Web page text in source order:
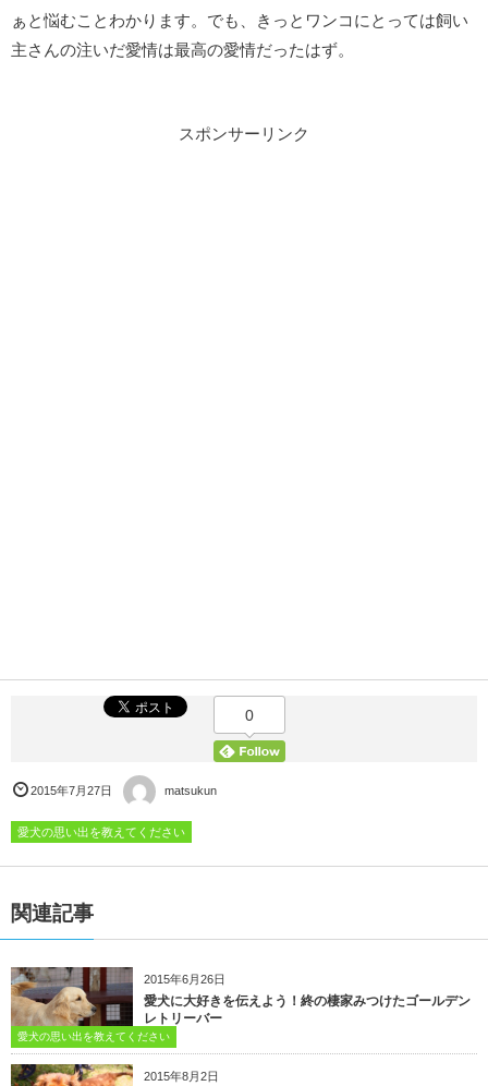
ぁと悩むことわかります。でも、きっとワンコにとっては飼い
主さんの注いだ愛情は最高の愛情だったはず。
スポンサーリンク
0
2015年7月27日 matsukun
愛犬の思い出を教えてください
関連記事
2015年6月26日
愛犬の思い出を教えてください
愛犬に大好きを伝えよう！終の棲家みつけたゴールデン
レトリーバー
2015年8月2日